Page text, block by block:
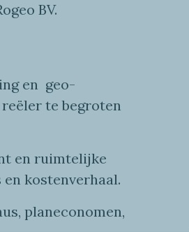
BV.
en geo-
te begroten
en ruimtelijke
en kostenverhaal.
planeconomen,